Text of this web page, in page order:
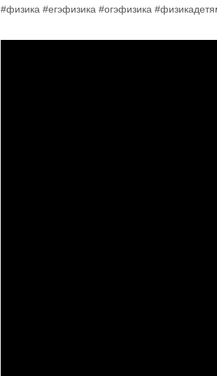
#физика #егэфизика #огэфизика